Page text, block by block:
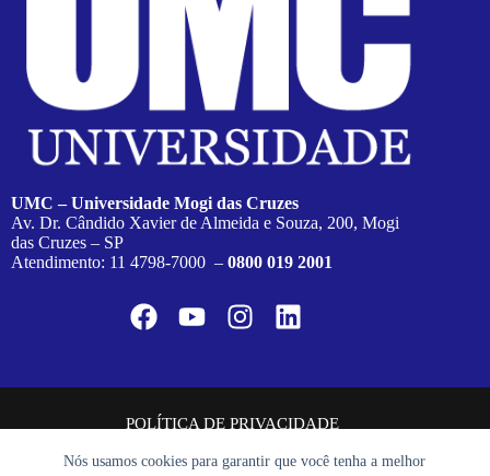
Nós usamos cookies para garantir que você tenha a melhor
UMC – Universidade Mogi das Cruzes
Av. Dr. Cândido Xavier de Almeida e Souza, 200, Mogi
das Cruzes – SP
Atendimento: 11 4798-7000 – 0800 019 2001
POLÍTICA DE PRIVACIDADE
Copyright © 2022 UMC - Universidade de Mogi das Cruzes. Todos os